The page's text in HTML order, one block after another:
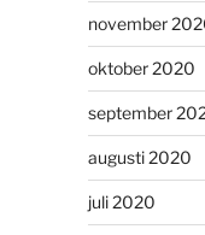
november
oktober 2020
september
augusti 2020
juli 2020